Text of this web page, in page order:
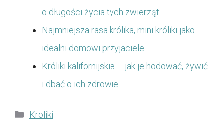
o długości życia tych zwierząt
Najmniejsza rasa królika, mini króliki jako
idealni domowi przyjaciele
Króliki kalifornijskie – jak je hodować, żywić
i dbać o ich zdrowie
Kategorie
Kroliki